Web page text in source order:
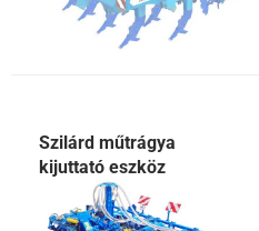
Szilárd műtrágya
kijuttató eszköz